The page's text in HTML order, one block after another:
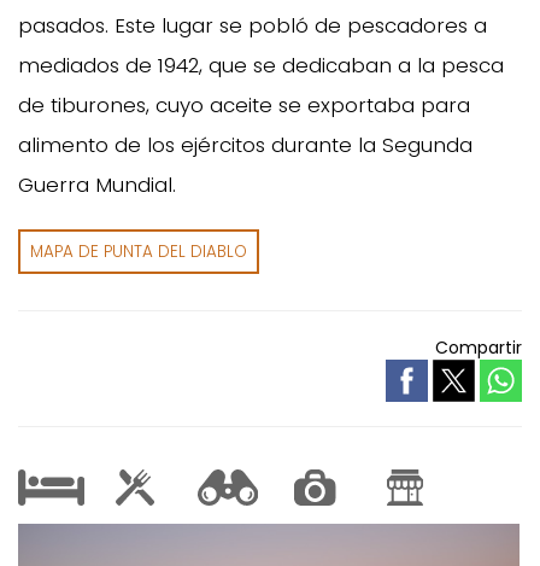
pasados. Este lugar se pobló de pescadores a
mediados de 1942, que se dedicaban a la pesca
de tiburones, cuyo aceite se exportaba para
alimento de los ejércitos durante la Segunda
Guerra Mundial.
MAPA DE PUNTA DEL DIABLO
Compartir